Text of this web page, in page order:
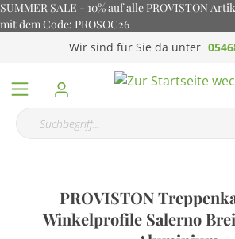
SUMMER SALE - 10% auf alle PROVISTON
mit dem Code: PROSOC26
Wir sind für Sie da unter
PROVISTON
Winkelprofile Salerno